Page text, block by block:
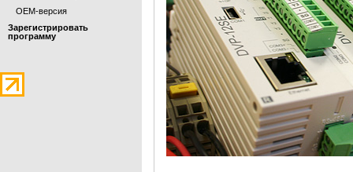
OEM-версия
Зарегистрировать
программу